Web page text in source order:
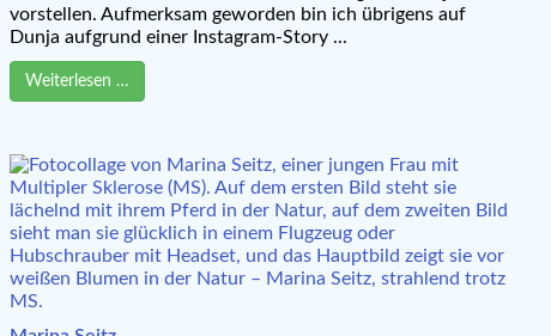
vorstellen. Aufmerksam geworden bin ich übrigens auf
Dunja aufgrund einer Instagram-Story ...
Weiterlesen …